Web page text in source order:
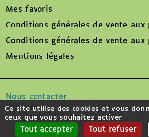
Mes favoris
Conditions générales de vente aux
Conditions générales de vente aux
Mentions légales
Nous contacter
Suivez-nous sur
Ce site utilise des cookies et vous
ceux que vous souhaitez activer
Tout accepter Tout refuser